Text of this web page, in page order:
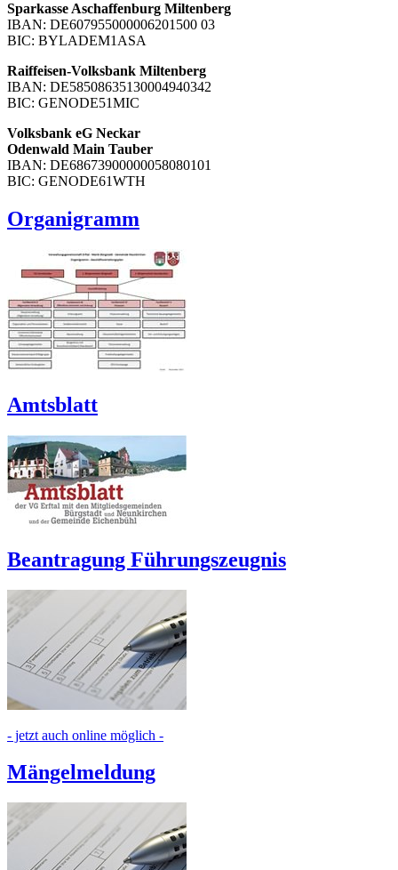
Sparkasse Aschaffenburg Miltenberg
IBAN: DE607955000006201500 03
BIC: BYLADEM1ASA
Raiffeisen-Volksbank Miltenberg
IBAN: DE58508635130004940342
BIC: GENODE51MIC
Volksbank eG Neckar
Odenwald Main Tauber
IBAN: DE68673900000058080101
BIC: GENODE61WTH
Organigramm
Amtsblatt
Beantragung Führungszeugnis
- jetzt auch online möglich -
Mängelmeldung